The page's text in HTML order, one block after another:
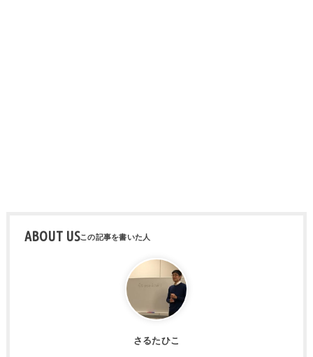
ABOUT US
さるたひこ